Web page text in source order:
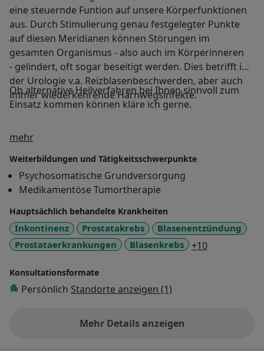
eine steuernde Funtion auf unsere Körperfunktionen
aus. Durch Stimulierung genau festgelegter Punkte
auf diesen Meridianen können Störungen im
gesamten Organismus - also auch im Körperinneren
- gelindert, oft sogar beseitigt werden. Dies betrifft in
der Urologie v.a. Reizblasenbeschwerden, aber auch
immer wiederkehrende Harnwegsinfekte.
Ob alternative Heilverfahren bei Ihnen sinnvoll zum
Einsatz kommen können kläre ich gerne.
mehrÜber mich
Weiterbildungen und Tätigkeitsschwerpunkte
Psychosomatische Grundversorgung
Medikamentöse Tumortherapie
Hauptsächlich behandelte Krankheiten
Inkontinenz Prostatakrebs
Blasenentzündung
Prostataerkrankungen
Blasenkrebs +10
Konsultationsformate
Persönlich Standorte anzeigen (1)
Mehr Details anzeigen
über Erfahrungen